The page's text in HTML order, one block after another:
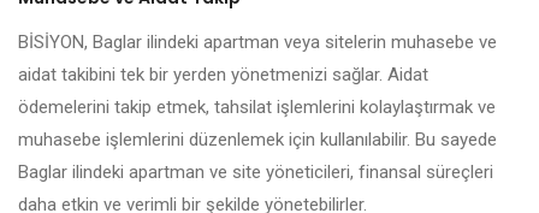
BİSİYON, Baglar ilindeki apartman veya sitelerin muhasebe ve
aidat takibini tek bir yerden yönetmenizi sağlar. Aidat
ödemelerini takip etmek, tahsilat işlemlerini kolaylaştırmak ve
muhasebe işlemlerini düzenlemek için kullanılabilir. Bu sayede
Baglar ilindeki apartman ve site yöneticileri, finansal süreçleri
daha etkin ve verimli bir şekilde yönetebilirler.